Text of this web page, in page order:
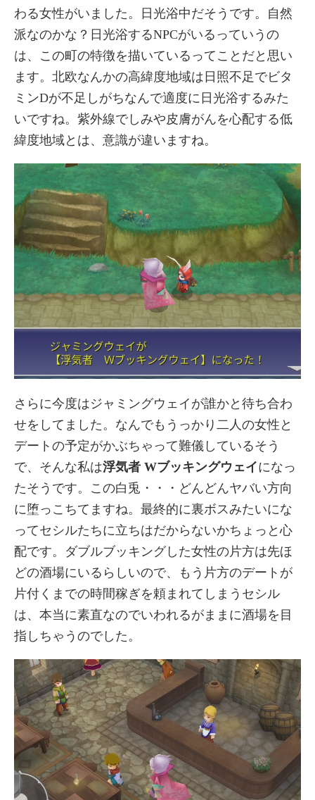
わる女性がいました。日光浴中だそうです。自然
派なのかな？日光浴するNPCがいるっていうの
は、この町の特徴を描いているってことだと思い
ます。北欧なんかの高緯度地域は日照不足でビタ
ミンDが不足しがちなんで適度に日光浴するみた
いですね。紫外線でしみや皮膚がんを心配する低
緯度地域とは、意識が違いますね。
さらに今度はジャミングウェイが誰かと待ち合わ
せをしてました。なんでもうっかり二人の女性と
デートの予定がかぶちゃって難儀しているそう
で、そんな私は浮気者 Wブッキングウェイになっ
たそうです。この白兎・・・どんどんヤバい方向
に堕っこちてますね。最終的に裏ボスみたいにな
ってセシルたちに立ちはだからないかちょっと心
配です。ダブルブッキングした女性の片方は先ほ
どの酒場にいるらしいので、もう片方のデートが
片付くまでの時間稼ぎを頼まれてしまうセシル
は、本当に素直なのでいわれるがままに酒場を目
指しちゃうのでした。